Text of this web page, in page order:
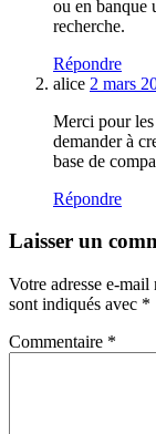
ou en banque
recherche.
Répondre
alice 2 mars
Merci pour les
demander à
base de
Répondre
Laisser un
Votre adresse e-mail
sont indiqués avec *
Commentaire *